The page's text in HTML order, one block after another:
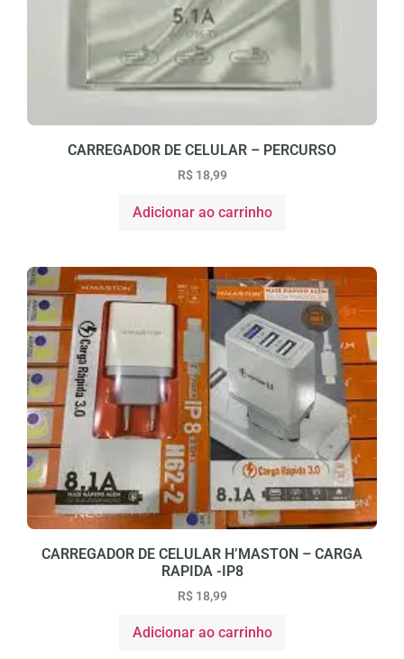
CARREGADOR DE CELULAR – PERCURSO
R$18,99
Adicionar ao carrinho
CARREGADOR DE CELULAR H’MASTON – CARGA
RAPIDA -IP8
R$18,99
Adicionar ao carrinho